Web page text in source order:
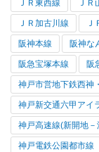
ＪＲ東西線 ＪＲ
ＪＲ加古川線 Ｊ
阪神本線 阪神な
阪急宝塚本線 阪
神戸市営地下鉄西神
神戸新交通六甲アイ
神戸高速線(新開地－
神戸電鉄公園都市線